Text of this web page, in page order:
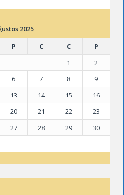
2026
P C C
P
1
2
6 7 8
9
13 14 15
16
20 21 22
23
27 28 29
30